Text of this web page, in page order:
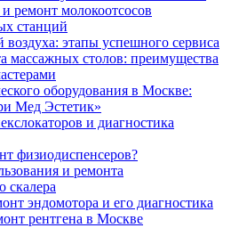
ремонт молокоотсосов
станций
этапы успешного сервиса
массажных столов: преимущества
оборудования в Москве:
Мед Эстетик»
и диагностика
физиодиспенсеров?
и ремонта
скалера
эндомотора и его диагностика
рентгена в Москве